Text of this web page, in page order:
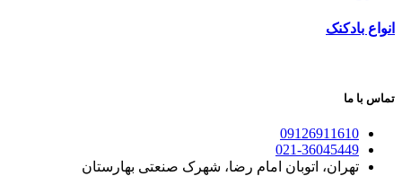
انواع بادکنک
تماس با ما
09126911610
021-36045449
تهران، اتوبان امام رضا، شهرک صنعتی بهارستان